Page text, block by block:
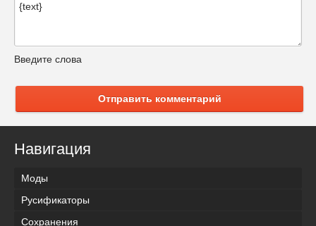
Введите слова
Отправить комментарий
Навигация
Моды
Русификаторы
Сохранения